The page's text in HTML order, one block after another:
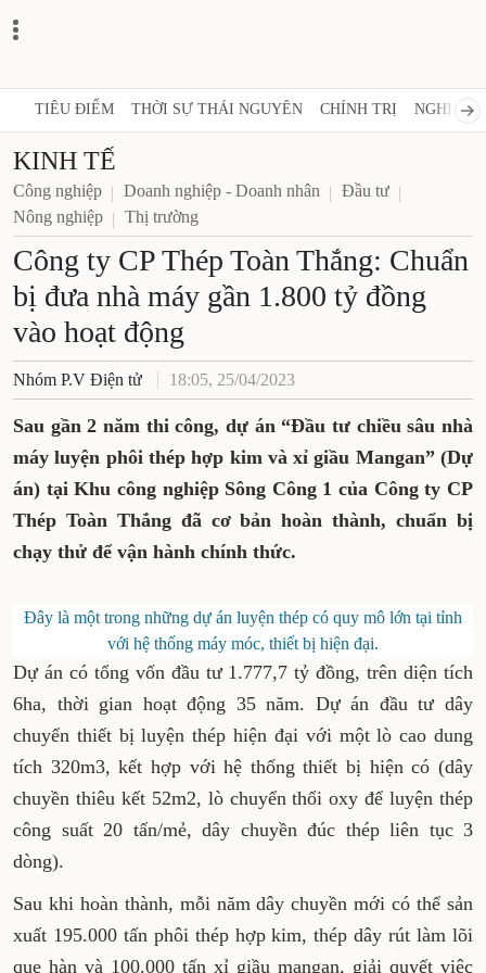
TIÊU ĐIỂM THỜI SỰ THÁI NGUYÊN CHÍNH TRỊ NGHỊ
KINH TẾ
Công nghiệp Doanh nghiệp - Doanh nhân
Đầu tư
Nông nghiệp
Thị trường
Công ty CP Thép Toàn Thắng: Chuẩn
bị đưa nhà máy gần 1.800 tỷ đồng
vào hoạt động
Nhóm P.V Điện tử 18:05, 25/04/2023
Sau gần 2 năm thi công, dự án “Đầu tư chiều sâu nhà
máy luyện phôi thép hợp kim và xỉ giầu Mangan” (Dự
án) tại Khu công nghiệp Sông Công 1 của Công ty CP
Thép Toàn Thắng đã cơ bản hoàn thành, chuẩn bị
chạy thử để vận hành chính thức.
Đây là một trong những dự án luyện thép có quy mô lớn tại tỉnh
với hệ thống máy móc, thiết bị hiện đại.
Dự án có tổng vốn đầu tư 1.777,7 tỷ đồng, trên diện tích
6ha, thời gian hoạt động 35 năm. Dự án đầu tư dây
chuyển thiết bị luyện thép hiện đại với một lò cao dung
tích 320m3, kết hợp với hệ thống thiết bị hiện có (dây
chuyền thiêu kết 52m2, lò chuyển thổi oxy để luyện thép
công suất 20 tấn/mẻ, dây chuyền đúc thép liên tục 3
dòng).
Sau khi hoàn thành, mỗi năm dây chuyền mới có thể sản
xuất 195.000 tấn phôi thép hợp kim, thép dây rút làm lõi
que hàn và 100.000 tấn xỉ giầu mangan, giải quyết việc